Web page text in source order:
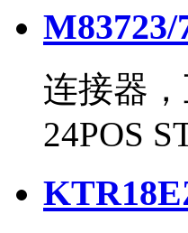
M83723/
连接器
24POS